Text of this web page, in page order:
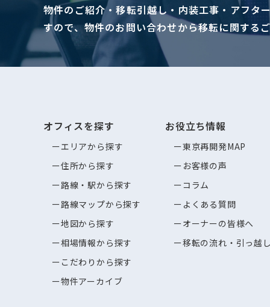
物件のご紹介・移転引越し・内装工事・アフタ
すので、物件のお問い合わせから移転に関する
オフィスを探す
エリアから探す
住所から探す
路線・駅から探す
路線マップから探す
地図から探す
相場情報から探す
こだわりから探す
物件アーカイブ
お役立ち情報
東京再開発MAP
お客様の声
コラム
よくある質問
オーナーの皆様へ
移転の流れ・引っ越